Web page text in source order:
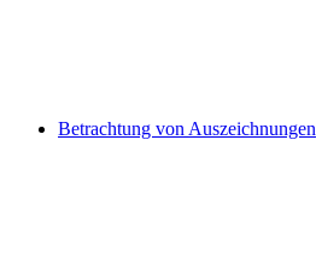
Betrachtung von Auszeichnungen